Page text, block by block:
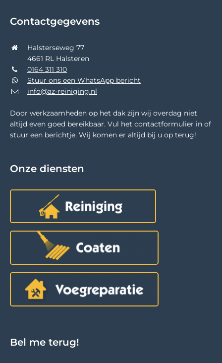
Contactgegevens
Halsterseweg 77
4661 RL Halsteren
0164 311 310
Stuur ons een WhatsApp bericht
info@az-reiniging.nl
Door werkzaamheden op het dak zijn wij overdag niet
altijd even goed bereikbaar. Vul het contactformulier in of
stuur een berichtje. Wij komen er altijd bij u op terug!
Onze diensten
Bel me terug!